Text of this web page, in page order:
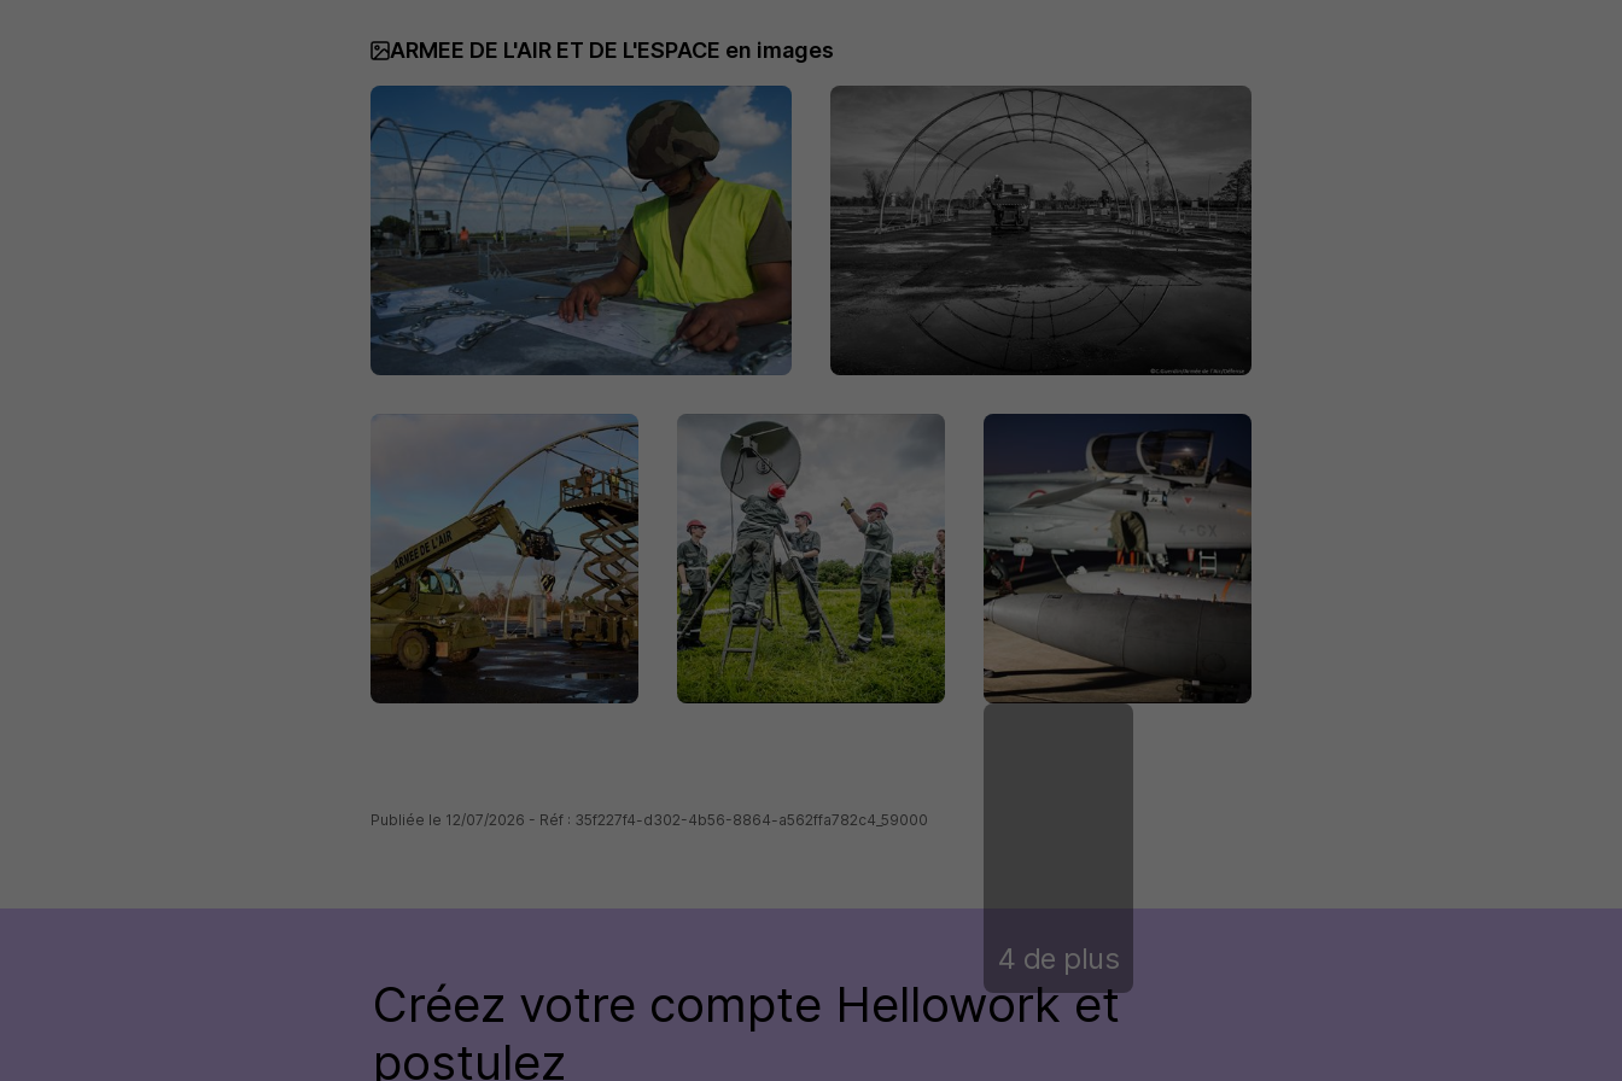
ARMEE DE L'AIR ET DE L'ESPACE en images
4 de plus
Publiée le 12/07/2026 - Réf : 35f227f4-d302-4b56-8864-a562ffa782c4_59000
Créez votre compte Hellowork et
postulez